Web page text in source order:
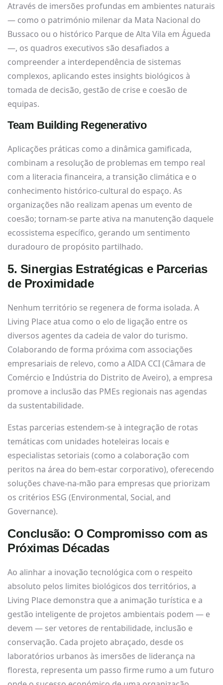
Através de imersões profundas em ambientes naturais
— como o património milenar da Mata Nacional do
Bussaco ou o histórico Parque de Alta Vila em Águeda
—, os quadros executivos são desafiados a
compreender a interdependência de sistemas
complexos, aplicando estes insights biológicos à
tomada de decisão, gestão de crise e coesão de
equipas.
Team Building Regenerativo
Aplicações práticas como a dinâmica gamificada,
combinam a resolução de problemas em tempo real
com a literacia financeira, a transição climática e o
conhecimento histórico-cultural do espaço. As
organizações não realizam apenas um evento de
coesão; tornam-se parte ativa na manutenção daquele
ecossistema específico, gerando um sentimento
duradouro de propósito partilhado.
5. Sinergias Estratégicas e Parcerias
de Proximidade
Nenhum território se regenera de forma isolada. A
Living Place atua como o elo de ligação entre os
diversos agentes da cadeia de valor do turismo.
Colaborando de forma próxima com associações
empresariais de relevo, como a AIDA CCI (Câmara de
Comércio e Indústria do Distrito de Aveiro), a empresa
promove a inclusão das PMEs regionais nas agendas
da sustentabilidade.
Estas parcerias estendem-se à integração de rotas
temáticas com unidades hoteleiras locais e
especialistas setoriais (como a colaboração com
peritos na área do bem-estar corporativo), oferecendo
soluções chave-na-mão para empresas que priorizam
os critérios ESG (Environmental, Social, and
Governance).
Conclusão: O Compromisso com as
Próximas Décadas
Ao alinhar a inovação tecnológica com o respeito
absoluto pelos limites biológicos dos territórios, a
Living Place demonstra que a animação turística e a
gestão inteligente de projetos ambientais podem — e
devem — ser vetores de rentabilidade, inclusão e
conservação. Cada projeto abraçado, desde os
laboratórios urbanos às imersões de liderança na
floresta, representa um passo firme rumo a um futuro